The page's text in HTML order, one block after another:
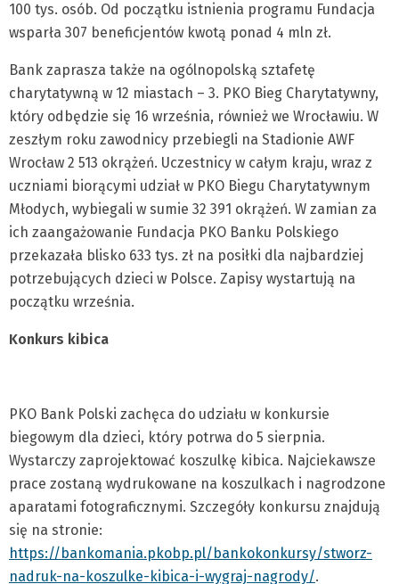
100 tys. osób. Od początku istnienia programu Fundacja
wsparła 307 beneficjentów kwotą ponad 4 mln zł.
Bank zaprasza także na ogólnopolską sztafetę
charytatywną w 12 miastach – 3. PKO Bieg Charytatywny,
który odbędzie się 16 września, również we Wrocławiu. W
zeszłym roku zawodnicy przebiegli na Stadionie AWF
Wrocław 2 513 okrążeń. Uczestnicy w całym kraju, wraz z
uczniami biorącymi udział w PKO Biegu Charytatywnym
Młodych, wybiegali w sumie 32 391 okrążeń. W zamian za
ich zaangażowanie Fundacja PKO Banku Polskiego
przekazała blisko 633 tys. zł na posiłki dla najbardziej
potrzebujących dzieci w Polsce. Zapisy wystartują na
początku września.
Konkurs kibica
PKO Bank Polski zachęca do udziału w konkursie
biegowym dla dzieci, który potrwa do 5 sierpnia.
Wystarczy zaprojektować koszulkę kibica. Najciekawsze
prace zostaną wydrukowane na koszulkach i nagrodzone
aparatami fotograficznymi. Szczegóły konkursu znajdują
się na stronie:
https://bankomania.pkobp.pl/bankokonkursy/stworz-
nadruk-na-koszulke-kibica-i-wygraj-nagrody/.